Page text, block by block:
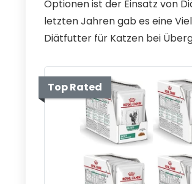
Optionen ist der Einsatz von
letzten Jahren gab es eine
Diätfutter für Katzen bei
Top Rated